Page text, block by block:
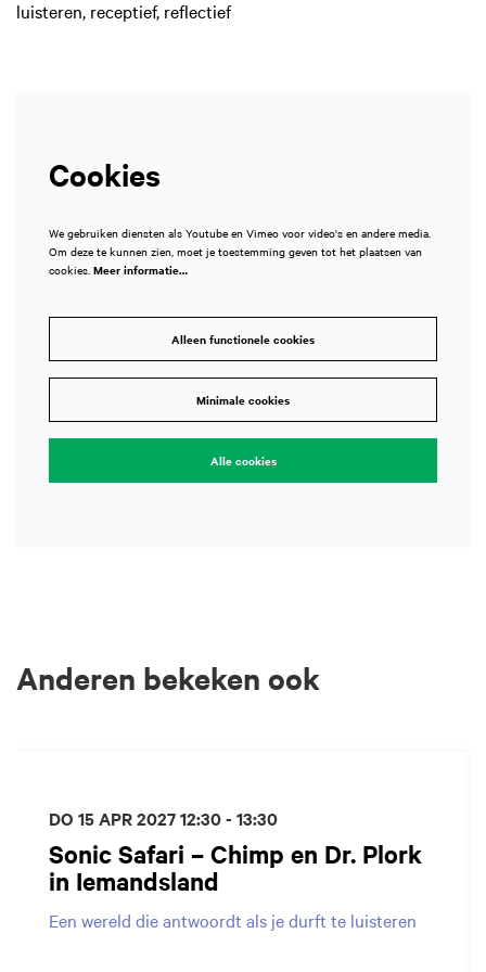
luisteren, receptief, reflectief
Cookies
We gebruiken diensten als Youtube en Vimeo voor video's en andere media.
Om deze te kunnen zien, moet je toestemming geven tot het plaatsen van
cookies. Meer informatie…
Alleen functionele cookies
Minimale cookies
Alle cookies
Anderen bekeken ook
Sonic Safari – Chimp en Dr. Plork
in Iemandsland
Een wereld die antwoordt als je durft te luisteren
DO 15 APR 202712:30 - 13:30